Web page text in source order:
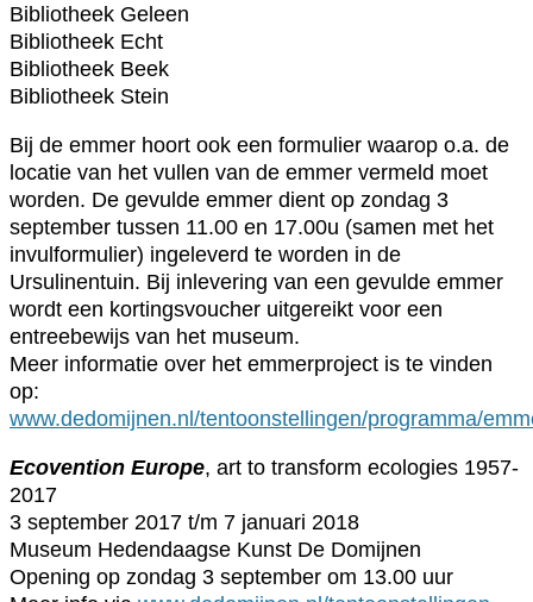
Bibliotheek Geleen
Bibliotheek Echt
Bibliotheek Beek
Bibliotheek Stein
Bij de emmer hoort ook een formulier waarop o.a. de
locatie van het vullen van de emmer vermeld moet
worden. De gevulde emmer dient op zondag 3
september tussen 11.00 en 17.00u (samen met het
invulformulier) ingeleverd te worden in de
Ursulinentuin. Bij inlevering van een gevulde emmer
wordt een kortingsvoucher uitgereikt voor een
entreebewijs van het museum.
Meer informatie over het emmerproject is te vinden
op:
www.dedomijnen.nl/tentoonstellingen/programma/
Ecovention Europe, art to transform ecologies 1957-
2017
3 september 2017 t/m 7 januari 2018
Museum Hedendaagse Kunst De Domijnen
Opening op zondag 3 september om 13.00 uur